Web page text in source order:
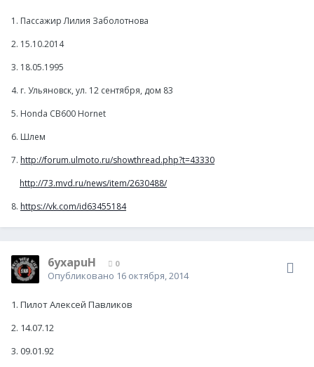
1. Пассажир Лилия Заболотнова
2. 15.10.2014
3. 18.05.1995
4. г. Ульяновск, ул. 12 сентября, дом 83
5. Honda CB600 Hornet
6. Шлем
7. http://forum.ulmoto.ru/showthread.php?t=43330
http://73.mvd.ru/news/item/2630488/
8. https://vk.com/id63455184
6yxapuH 0
Опубликовано 16 октября, 2014
1. Пилот Алексей Павликов
2. 14.07.12
3. 09.01.92